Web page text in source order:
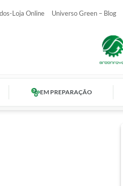
Loja Online Universo Green – Blog
EM PREPARAÇÃO